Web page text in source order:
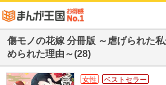
傷モノの花嫁 分冊版 ～虐げられた
められた理由～(28)
女性 ベストセラー